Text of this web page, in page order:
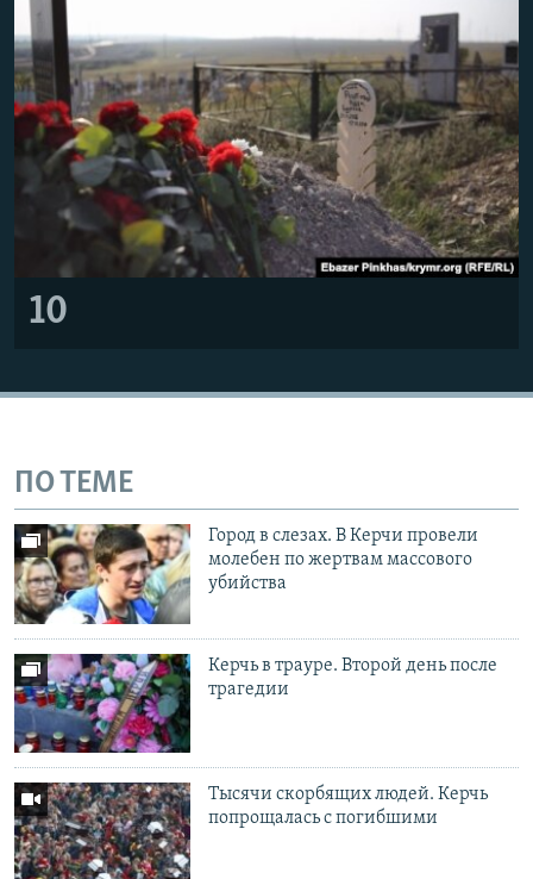
10
ПО ТЕМЕ
Город в слезах. В Керчи провели
молебен по жертвам массового
убийства
Керчь в трауре. Второй день после
трагедии
Тысячи скорбящих людей. Керчь
попрощалась с погибшими